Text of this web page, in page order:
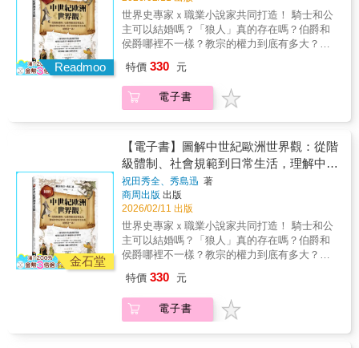
鮮血的共濟會 擁有眾多貴族與達官顯要的共濟
會，總吸引各國獨裁政權的目光。 統治者有時
吸納它龐大的勢力為己所用，有時趕盡殺絕，
深怕它威脅政權。 拿破崙自立為王時，共濟會
成為政府眼線；但本應百依百順的共濟會， 最
後卻鬧得滿城風雨，捲入雙面間諜、陰謀分子
等各種腥風血雨中。 一百多年後，希特勒運用
陰謀──揭開共濟會幕後的黑手 走過動盪戰爭，
迎來和平的現在，共濟會如何脫胎重生， 悄然
掌控局勢，一躍成為操控世界政治與經濟的藏
鏡人？ 共濟會的陰謀論又是何時開始流傳？ 作
者於書中明言，這些傳聞雖然誇大，但並非空
穴來風， 只是背後牽涉了更加複雜的結構，更
為龐大的利益。 重要的是，散布共濟會陰謀論
的組織是誰？又想獲得哪些好處？ 它們是撕開
共濟會邪惡面具的英雄？還是想奪取其社會地
位的覬覦者？ 問題的答案將牽動世界運
引旅人親訪，讚嘆那如太陽熱烈、如月亮幽微
的魅力，和在一片廣袤黃沙中屹立不搖的世界
遺產。人類，只是宇宙時間軸上的過客。金字
塔，卻是永恆。 《法老的國度》從第零王
朝開始，書寫古埃及文明的發展大勢與特徵，
身像、才情各異的法老、鮮豔如故的壁畫、細
膩優美的文學、講述日夜與重生的神話、莊嚴
肅穆的宗教儀式……古埃及的精采與驚奇，宛
如天空神奴特身上的星辰，閃耀、雋永且不可
勝數。 除了走進古埃及的內在世界，本書
也將目光投向尼羅河流域之外，概述其與巴比
倫、以色列、波斯等周邊政權的交流碰撞，以
及歷代文人對古埃及的興趣和探索，最終匯流
成「埃及學」的漫長過程。讓我們翻開書頁，
循著現存遺蹟、重大事件與時人觀點，再次聽
見法老與祂的子民，自歷史長河彼端傳來的悠
遠回音。
Readmoo
世界史專家ｘ職業小說家共同打造！ 騎士和公
主可以結婚嗎？「狼人」真的存在嗎？伯爵和
侯爵哪裡不一樣？教宗的權力到底有多大？一
的史詩世界！ = = = = = = = = = = = = = = = =
= = = 「中世紀歐洲」這個題材總是充滿吸引
力，但當你隨著劇情，穿梭在感覺熟悉又有點
究竟是什麼模樣？」「所謂的騎士精神是怎麼
形塑的？」不只是一本工具書，更是連結大眾
浪漫想像與真實中世紀的解碼鑰匙！▶權力藍
圖： 搞懂階級體制，讓故事中的角色行為更有
依據▶日常圖解： 深入貴族和百姓的生活現
場，還原被歷史課本省略的細節▶創作實踐：
具體建議幫助創作者建立紮實、有說服力的背
景，奇幻故事再也不「走味」不論是追求作品
考究度的創作者、渴望看透影視作品細節的觀
眾，或是想理解遊戲世界觀的玩家，本書將帶
個迷人時代！好評推薦馬雅人｜FB 「馬雅國駐
臺辦事處」版主seayu｜「即食歷史」版主「圖
解加上平易近人的文字，是日本歷史普及作家
特價 330 元
電子書
金石堂
【電子書】圖解中世紀歐洲世界觀：從階
級體制、社會規範到日常生活，理解中世
紀歐洲、奇幻背景設定不失真，就看這一
本！
祝田秀全、秀島迅 著
商周出版 出版
2026/02/11 出版
世界史專家ｘ職業小說家共同打造！ 騎士和公
主可以結婚嗎？「狼人」真的存在嗎？伯爵和
侯爵哪裡不一樣？教宗的權力到底有多大？一
的史詩世界！ = = = = = = = = = = = = = = = =
= = = 「中世紀歐洲」這個題材總是充滿吸引
力，但當你隨著劇情，穿梭在感覺熟悉又有點
特價 330 元
電子書